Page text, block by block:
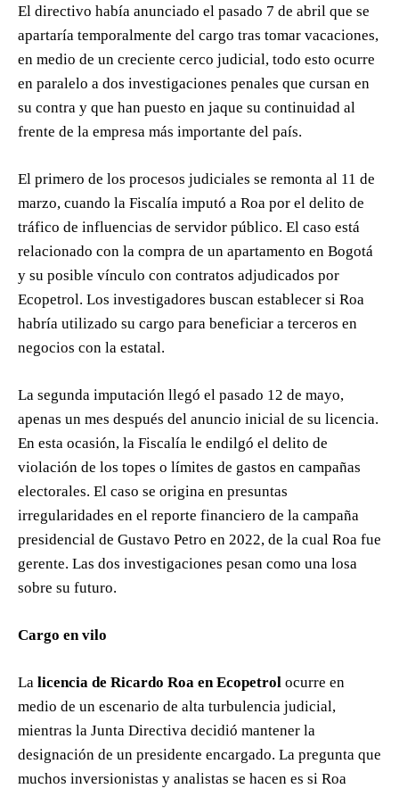
El directivo había anunciado el pasado 7 de abril que se
apartaría temporalmente del cargo tras tomar vacaciones,
en medio de un creciente cerco judicial, todo esto ocurre
en paralelo a dos investigaciones penales que cursan en
su contra y que han puesto en jaque su continuidad al
frente de la empresa más importante del país.
El primero de los procesos judiciales se remonta al 11 de
marzo, cuando la Fiscalía imputó a Roa por el delito de
tráfico de influencias de servidor público. El caso está
relacionado con la compra de un apartamento en Bogotá
y su posible vínculo con contratos adjudicados por
Ecopetrol. Los investigadores buscan establecer si Roa
habría utilizado su cargo para beneficiar a terceros en
negocios con la estatal.
La segunda imputación llegó el pasado 12 de mayo,
apenas un mes después del anuncio inicial de su licencia.
En esta ocasión, la Fiscalía le endilgó el delito de
violación de los topes o límites de gastos en campañas
electorales. El caso se origina en presuntas
irregularidades en el reporte financiero de la campaña
presidencial de Gustavo Petro en 2022, de la cual Roa fue
gerente. Las dos investigaciones pesan como una losa
sobre su futuro.
Cargo en vilo
La licencia de Ricardo Roa en Ecopetrol ocurre en
medio de un escenario de alta turbulencia judicial,
mientras la Junta Directiva decidió mantener la
designación de un presidente encargado. La pregunta que
muchos inversionistas y analistas se hacen es si Roa